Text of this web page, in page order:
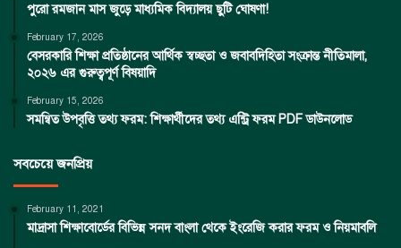
পুরো রমজান মাস জুড়ে মাধ্যমিক বিদ্যালয় ছুটি ঘোষণা!
February 17, 2026
বেসরকারি শিক্ষা প্রতিষ্ঠানের আর্থিক স্বচ্ছতা ও জবাবদিহিতা সংক্রান্ত নীতিমালা,
২০২৬ এর গুরুত্বপূর্ণ বিষয়াদি
February 15, 2026
সমন্বিত উপবৃত্তি তথ্য ফরম: শিক্ষার্থীদের তথ্য এন্ট্রি ফরম PDF ডাউনলোড
সবচেয়ে জনপ্রিয়
February 11, 2021
মাদ্রাসা শিক্ষাবোর্ডের বিভিন্ন সনদ বাংলা থেকে ইংরেজি করার ফরম ও নিয়মাবলি